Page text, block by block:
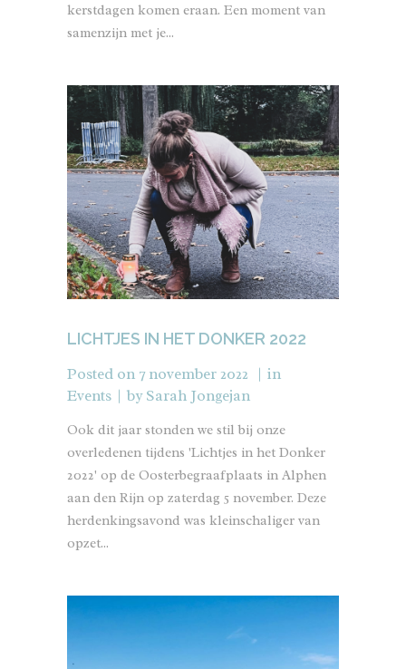
kerstdagen komen eraan. Een moment van
samenzijn met je...
LICHTJES IN HET DONKER 2022
Posted on 7 november 2022
in
Events
bySarah Jongejan
Ook dit jaar stonden we stil bij onze
overledenen tijdens 'Lichtjes in het Donker
2022' op de Oosterbegraafplaats in Alphen
aan den Rijn op zaterdag 5 november. Deze
herdenkingsavond was kleinschaliger van
opzet...